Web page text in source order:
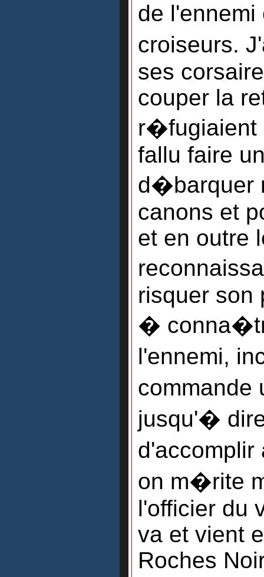
de
croiseurs.
ses
couper la
r�fugiaient
fallu faire
d�barquer
canons et
et en outre
risquer son
�
l'ennemi,
commande
jusqu'�
on m�rite
l'officier du
va et vient
Roches